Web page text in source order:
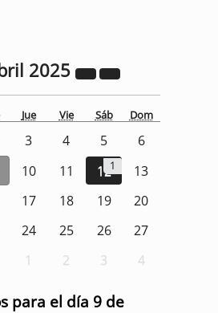
2025
Jue Vie Sáb Dom
3 4 5
6
10 11 121
13
17 18 19
20
24 25 26
27
1 2 3 4
para el día 9 de